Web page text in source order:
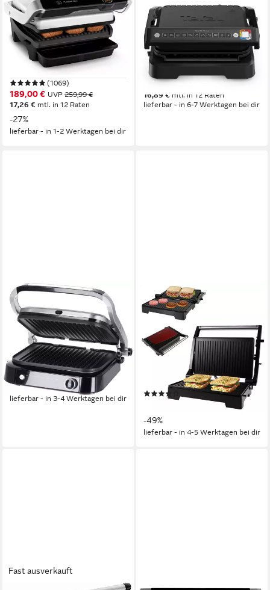
TEFAL
Kontaktgrill GC750D OptiGrill
Elite
2000 W Leistung
36,3 x 18 x 34,1 cm
B/H/T
Gewicht
(1069)
189,00 € UVP 259,99 €
17,26 € mtl. in 12 Raten
-27%
lieferbar - in 1-2 Werktagen bei dir
TEFAL
Kontaktgrill GC7748 OptiGrill
4in1
2100,00 W
Grillplatten
184,90 €
16,89 € mtl. in 12 Raten
lieferbar - in 6-7 Werktagen bei dir
SEVERIN
Kontaktgrill KG 2395
1800 W
Leistung
21,8 x 42,3 x 38,2 cm B/H/T
5,22 kg Gewicht
105,73 € UVP 179,90 €
9,66 €mtl. in 12 Raten
-41%
lieferbar - in 3-4 Werktagen bei dir
OZAVO
Kontaktgrill Elektrischer
Tischgrill,
antihaftbeschichtetete
Platten, Paninimaker
Leistung
Grillplatten
-49%
lieferbar - in 4-5 Werktagen bei dir
Fast ausverkauft